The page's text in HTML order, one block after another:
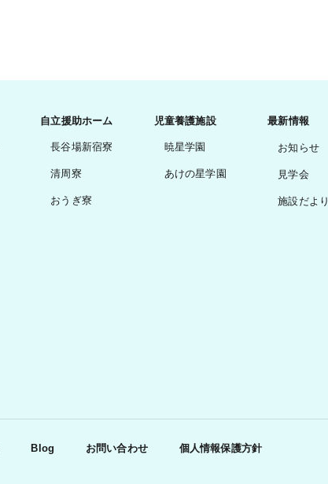
自立援助ホーム
長谷場新宿寮
清周寮
おうぎ寮
児童養護施設
暁星学園
あけの星学園
最新情報
お知らせ
見学会
施設だより
Blog お問い合わせ 個人情報保護方針